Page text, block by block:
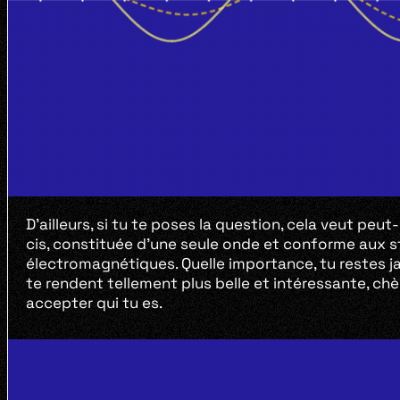
D’ailleurs, si tu te poses la question, cela veut
cis, constituée d’une seule onde et conforme aux
électromagnétiques. Quelle importance, tu restes
te rendent tellement plus belle et intéressante,
accepter qui tu es.